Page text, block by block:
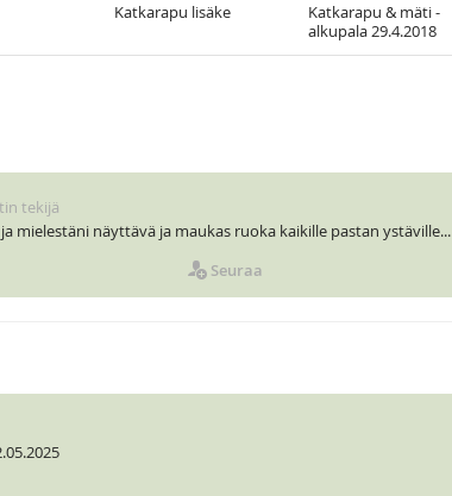
Katkarapu lisäke
Katkarapu & mäti -
alkupala 29.4.2018
tekijä
mielestäni näyttävä ja maukas ruoka kaikille pastan ystäville...
Seuraa